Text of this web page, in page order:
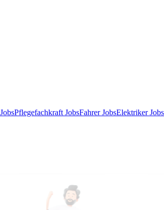
Pflegefachkraft JobsFahrer JobsElektriker Jobs